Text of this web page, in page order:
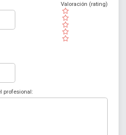
( )
( )
( )
( )
( )
Valoración (rating)
profesional: